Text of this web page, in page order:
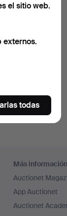
Más
Auctionet
App Auctionet
Auctionet
el sitio web.
externos.
todas